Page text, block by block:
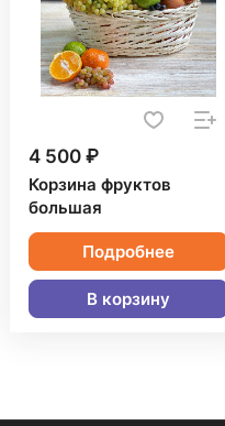
4 500 ₽
Корзина фруктов
большая
Подробнее
В корзину